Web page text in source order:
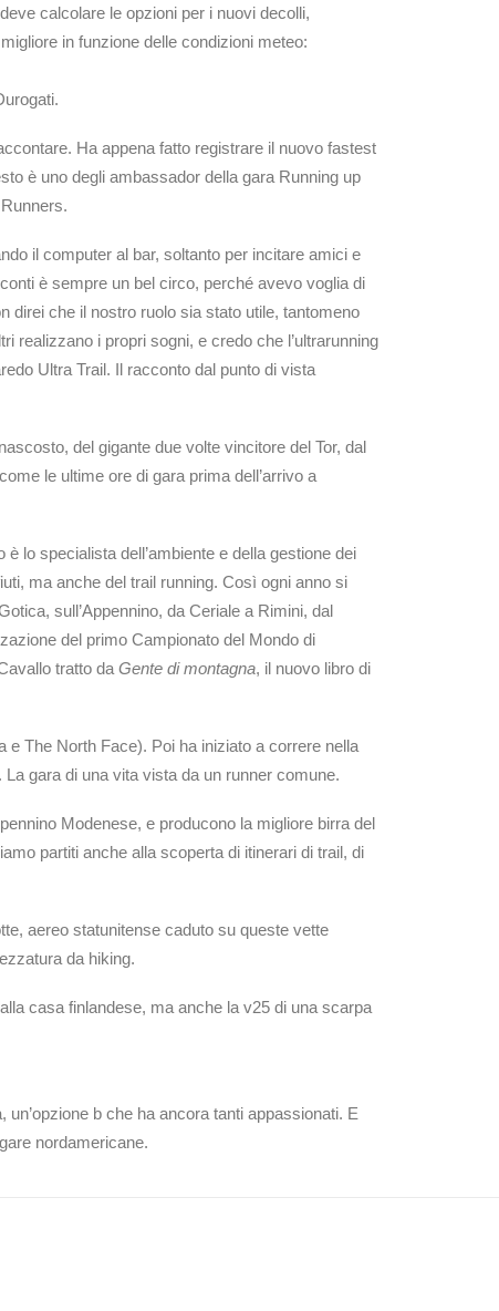
calcolare le opzioni per i nuovi decolli,
in funzione delle condizioni meteo:
Ha appena fatto registrare il nuovo fastest
è uno degli ambassador della gara Running up
il computer al bar, soltanto per incitare amici e
è sempre un bel circo, perché avevo voglia di
direi che il nostro ruolo sia stato utile, tantomeno
realizzano i propri sogni, e credo che l’ultrarunning
Ultra Trail. Il racconto dal punto di vista
del gigante due volte vincitore del Tor, dal
le ultime ore di gara prima dell’arrivo a
lo specialista dell’ambiente e della gestione dei
ma anche del trail running. Così ogni anno si
sull’Appennino, da Ceriale a Rimini, dal
del primo Campionato del Mondo di
tratto da Gente di montagna, il nuovo libro di
e The North Face). Poi ha iniziato a correre nella
gara di una vita vista da un runner comune.
Modenese, e producono la migliore birra del
partiti anche alla scoperta di itinerari di trail, di
aereo statunitense caduto su queste vette
da hiking.
casa finlandese, ma anche la v25 di una scarpa
b che ha ancora tanti appassionati. E
nordamericane.